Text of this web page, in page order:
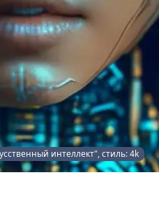
интеллект", стиль: 4k